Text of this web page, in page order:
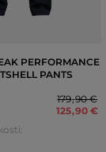
PERFORMANCE
PANTS
179,90 €
125,90 €